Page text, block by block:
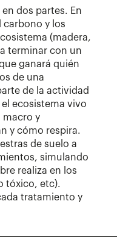
dos partes. En
carbono y los
(madera,
terminar con un
ganará quién
de una
de la actividad
ecosistema vivo
macro y
y cómo respira.
de suelo a
simulando
realiza en los
tóxico, etc).
tratamiento y